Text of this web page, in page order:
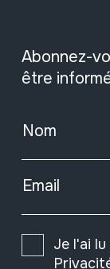
Abonnez-
être
Nom
Email
Je l'ai